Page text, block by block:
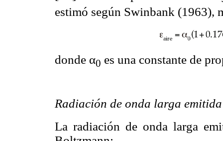
estimó según Swinbank
donde α0 es una constante de
Radiación de onda larga
La radiación de onda larga